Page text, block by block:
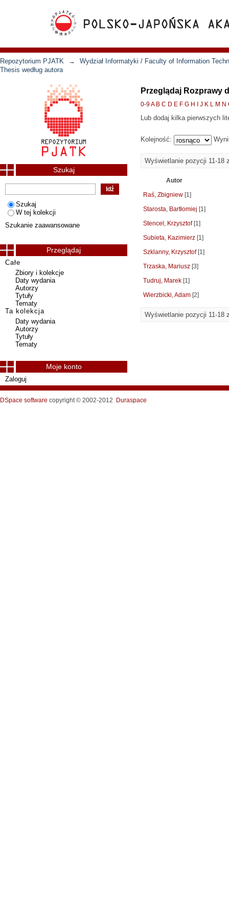
Repozytorium PJATK →
Wydział Informatyki / Faculty of Information
Thesis według autora
Przeglądaj Rozprawy
0-9A B C D E F G H J K L M N
Lub dodaj kilka pierwszych
Kolejność:
Wyświetlanie pozycji 11-18
Autor
Raś, Zbigniew [1]
Starosta, Bartłomiej [1]
Stencel, Krzysztof[1]
Subieta, Kazimierz [1]
Szklanny, Krzysztof[1]
Trzaska, Mariusz [3]
Tudruj, Marek [1]
Wierzbicki, Adam [2]
Wyświetlanie pozycji 11-18
Szukaj
Szukaj
W tej kolekcji
Szukanie zaawansowane
Przeglądaj
Całe
Zbiory i kolekcje
Daty wydania
Autorzy
Tytuły
Tematy
Ta kolekcja
Daty wydania
Autorzy
Tytuły
Tematy
Moje konto
Zaloguj
DSpace software copyright © 2002-2012 Duraspace